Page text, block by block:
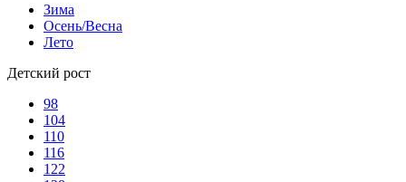
Зима
Осень/Весна
Лето
Детский рост
98
104
110
116
122